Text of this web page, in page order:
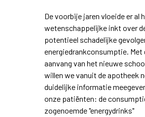
De voorbije jaren vloeide er al
wetenschappelijke inkt over
potentieel schadelijke
energiedrankconsumptie. Met
aanvang van het nieuwe
willen we vanuit de apotheek
duidelijke informatie
onze patiënten: de
zogenoemde "energydrinks"